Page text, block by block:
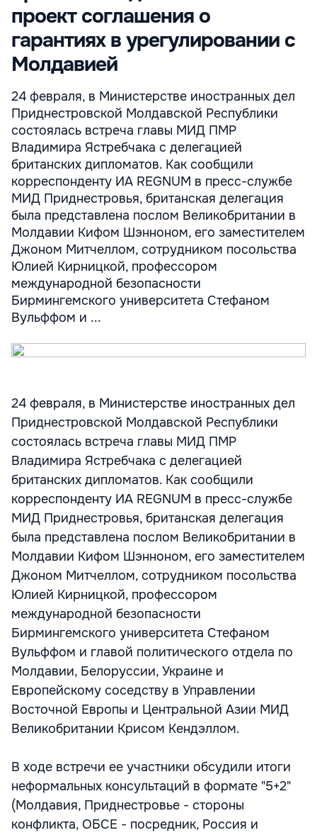
проект соглашения о
гарантиях в урегулировании с
Молдавией
24 февраля, в Министерстве иностранных дел
Приднестровской Молдавской Республики
состоялась встреча главы МИД ПМР
Владимира Ястребчака с делегацией
британских дипломатов. Как сообщили
корреспонденту ИА REGNUM в пресс-службе
МИД Приднестровья, британская делегация
была представлена послом Великобритании в
Молдавии Кифом Шэнноном, его заместителем
Джоном Митчеллом, сотрудником посольства
Юлией Кирницкой, профессором
международной безопасности
Бирмингемского университета Стефаном
Вульффом и ...
24 февраля, в Министерстве иностранных дел
Приднестровской Молдавской Республики
состоялась встреча главы МИД ПМР
Владимира Ястребчака с делегацией
британских дипломатов. Как сообщили
корреспонденту ИА REGNUM в пресс-службе
МИД Приднестровья, британская делегация
была представлена послом Великобритании в
Молдавии Кифом Шэнноном, его заместителем
Джоном Митчеллом, сотрудником посольства
Юлией Кирницкой, профессором
международной безопасности
Бирмингемского университета Стефаном
Вульффом и главой политического отдела по
Молдавии, Белоруссии, Украине и
Европейскому соседству в Управлении
Восточной Европы и Центральной Азии МИД
Великобритании Крисом Кендэллом.
В ходе встречи ее участники обсудили итоги
неформальных консультаций в формате "5+2"
(Молдавия, Приднестровье - стороны
конфликта, ОБСЕ - посредник, Россия и